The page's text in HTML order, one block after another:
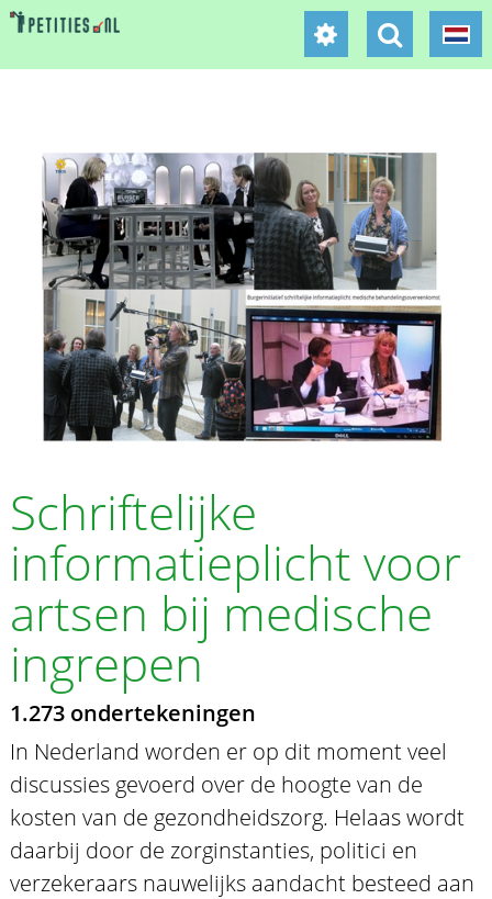
Schriftelijke
informatieplicht voor
artsen bij medische
ingrepen
1.273 ondertekeningen
In Nederland worden er op dit moment veel
discussies gevoerd over de hoogte van de
kosten van de gezondheidszorg. Helaas wordt
daarbij door de zorginstanties, politici en
verzekeraars nauwelijks aandacht besteed aan